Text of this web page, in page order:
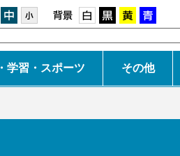
大 中 白 黒 黄
学習・スポーツ その他